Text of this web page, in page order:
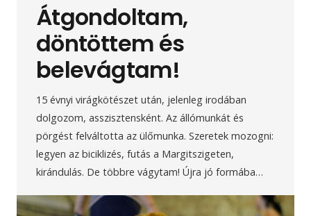
Átgondoltam,
döntöttem és
belevágtam!
15 évnyi virágkötészet után, jelenleg irodában
dolgozom, asszisztensként. Az állómunkát és
pörgést felváltotta az ülőmunka. Szeretek mozogni:
legyen az biciklizés, futás a Margitszigeten,
kirándulás. De többre vágytam! Újra jó formába…